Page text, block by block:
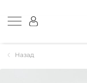
Назад